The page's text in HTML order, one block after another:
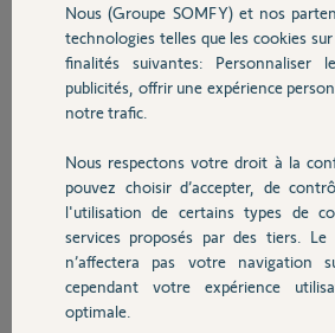
Sécurité
Domotique
Chauffage
Autres produits
Merci,
Catherine D.
il y a 2 mois
Participer au fil de
Réponses
Bonjour pourriez vous dissocier le compte de la
Nous (Groupe SOMFY) et nos
technologies telles que les cookies
finalités suivantes: Personnaliser
publicités, offrir une expérience
notre trafic.
Nous respectons votre droit à la
pouvez choisir d’accepter, de
l'utilisation de certains types de
services proposés par des tiers. Le
n’affectera pas votre navigation
cependant votre expérience
optimale.